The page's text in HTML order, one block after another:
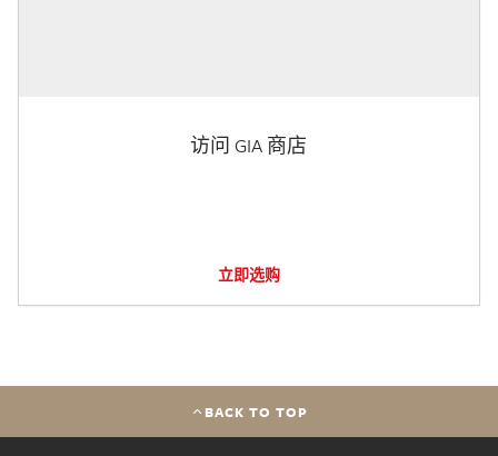
访问 GIA 商店
立即选购
BACK TO TOP